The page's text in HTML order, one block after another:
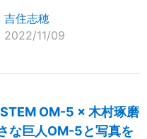
吉住志穂
2022/11/09
OM-5 × 木村琢磨
な巨人OM-5と写真を